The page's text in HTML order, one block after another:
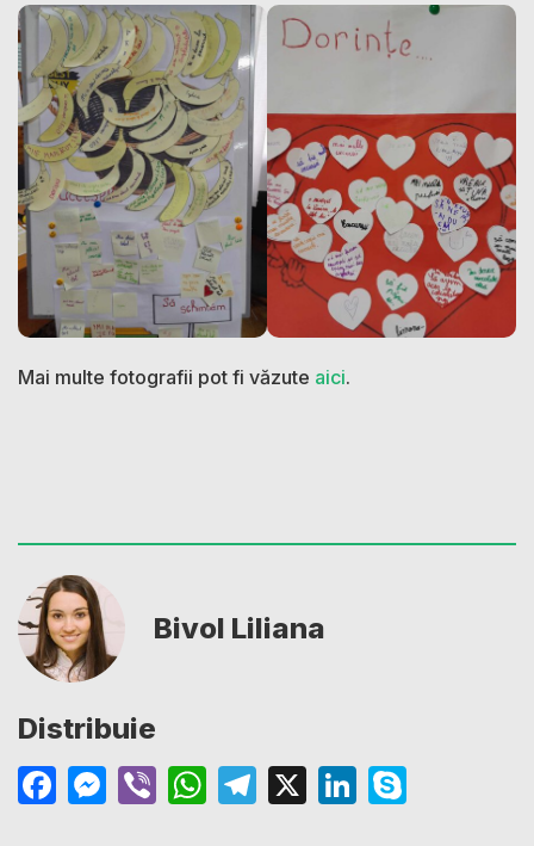
Mai multe fotografii pot fi văzute aici.
Bivol Liliana
Distribuie
Facebook
Messenger
ViberWhatsApp
Telegram
X LinkedIn